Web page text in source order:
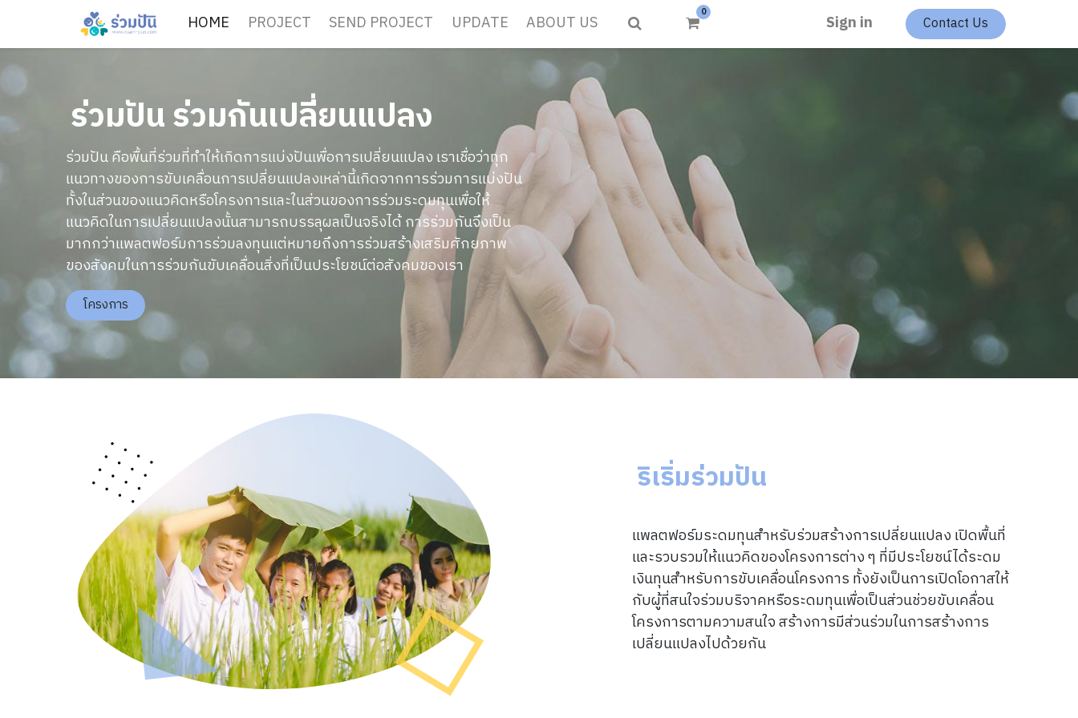
HOME PROJECT SEND PROJECT UPDATE ABOUT US 0 Sign in Contact Us
ร่วมปัน ร่วมกันเปลี่ยนแปลง
ร่วมปัน คือพื้นที่ร่วมที่ทำให้เกิดการแบ่งปันเพื่อการเปลี่ยนแปลง เราเชื่อว่าทุก
แนวทางของการขับเคลื่อนการเปลี่ยนแปลงเหล่านี้เกิดจากการร่วมการแบ่งปัน
ทั้งในส่วนของแนวคิดหรือโครงการและในส่วนของการร่วมระดมทุนเพื่อให้
แนวคิดในการเปลี่ยนแปลงนั้นสามารถบรรลุผลเป็นจริงได้ การร่วมกันจึงเป็น
มากกว่าแพลตฟอร์มการร่วมลงทุนแต่หมายถึงการร่วมสร้างเสริมศักยภาพ
ของสังคมในการร่วมกันขับเคลื่อนสิ่งที่เป็นประโยชน์ต่อสังคมของเรา
โครงการ
ริเริ่มร่วมปัน
แพลตฟอร์มระดมทุนสำหรับร่วมสร้างการเปลี่ยนแปลง เปิดพื้นที่
และรวบรวมให้แนวคิดของโครงการต่าง ๆ ที่มีประโยชน์ได้ระดม
เงินทุนสำหรับการขับเคลื่อนโครงการ ทั้งยังเป็นการเปิดโอกาสให้
กับผู้ที่สนใจร่วมบริจาคหรือระดมทุนเพื่อเป็นส่วนช่วยขับเคลื่อน
โครงการตามความสนใจ สร้างการมีส่วนร่วมในการสร้างการ
เปลี่ยนแปลงไปด้วยกัน